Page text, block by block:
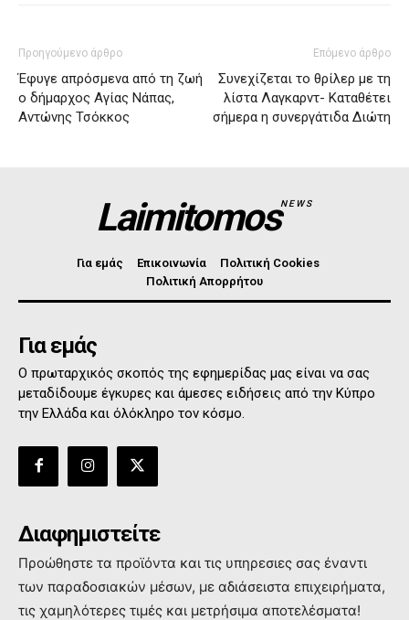
Προηγούμενο άρθρο
Έφυγε απρόσμενα από τη ζωή
ο δήμαρχος Αγίας Νάπας,
Αντώνης Τσόκκος
Επόμενο άρθρο
Συνεχίζεται το θρίλερ με τη
λίστα Λαγκαρντ- Καταθέτει
σήμερα η συνεργάτιδα Διώτη
LaimitomosNEWS
Για εμάς Επικοινωνία
Πολιτική Cookies
Πολιτική Απορρήτου
Για εμάς
Ο πρωταρχικός σκοπός της εφημερίδας μας είναι να σας
μεταδίδουμε έγκυρες και άμεσες ειδήσεις από την Κύπρο
την Ελλάδα και όλόκληρο τον κόσμο.
Διαφημιστείτε
Προώθηστε τα προϊόντα και τις υπηρεσιες σας έναντι
των παραδοσιακών μέσων, με αδιάσειστα επιχειρήματα,
τις χαμηλότερες τιμές και μετρήσιμα αποτελέσματα!